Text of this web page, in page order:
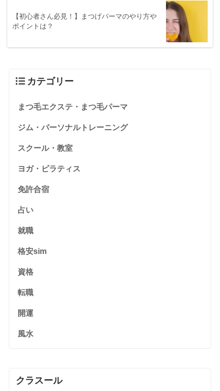
【初心者さん必見！】まつげパーマのやり方や
ポイントは？
カテゴリー
まつ毛エクステ・まつ毛パーマ
ジム・パーソナルトレーニング
スクール・教室
ヨガ・ピラティス
免許合宿
占い
就職
格安sim
資格
転職
開運
風水
クラスール